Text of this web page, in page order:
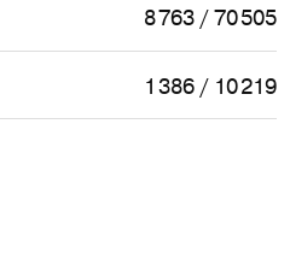
8 763 / 70 505
1 386 / 10 219